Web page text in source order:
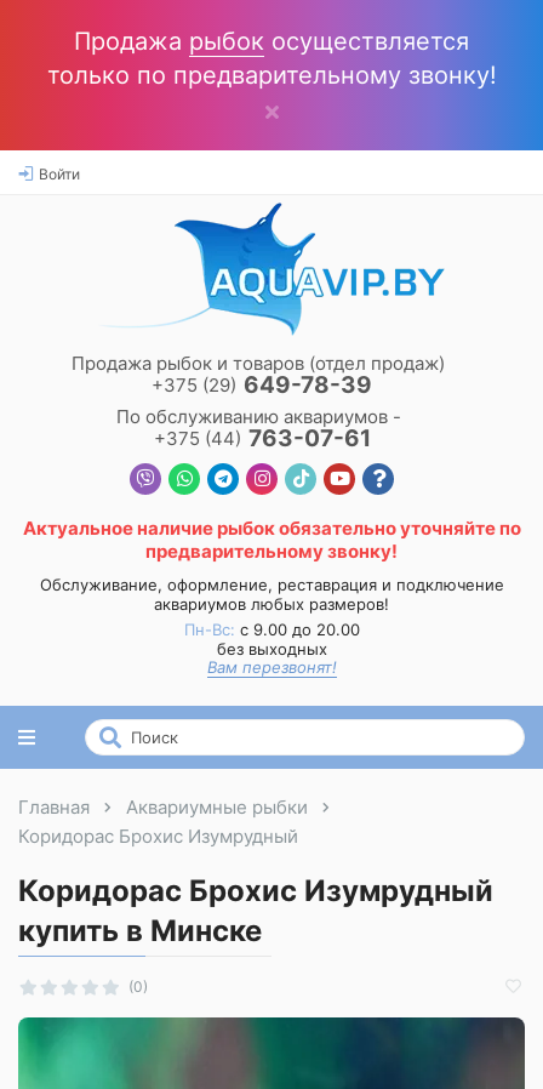
Продажа рыбок осуществляется
только по предварительному звонку!
Войти
Продажа рыбок и товаров (отдел продаж)
+375 (29) 649-78-39
По обслуживанию аквариумов -
+375 (44) 763-07-61
Актуальное наличие рыбокобязательно уточняйте по
предварительному звонку!
Обслуживание, оформление, реставрация и подключение
аквариумов любых размеров!
Пн-Вс: с 9.00 до 20.00
без выходных
Вам перезвонят!
Главная
Аквариумные рыбки
Коридорас Брохис Изумрудный
Коридорас Брохис Изумрудный
купить в Минске
(0)